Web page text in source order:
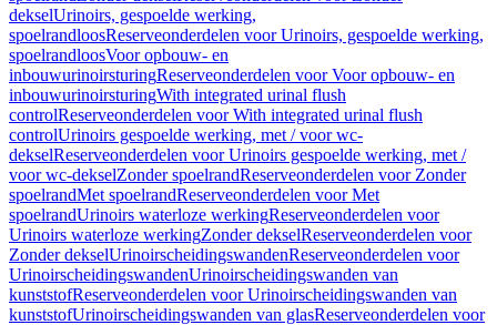
dekselUrinoirs, gespoelde werking,
spoelrandloosReserveonderdelen voor Urinoirs, gespoelde werking,
spoelrandloosVoor opbouw- en
inbouwurinoirsturingReserveonderdelen voor Voor opbouw- en
inbouwurinoirsturingWith integrated urinal flush
controlReserveonderdelen voor With integrated urinal flush
controlUrinoirs gespoelde werking, met / voor wc-
dekselReserveonderdelen voor Urinoirs gespoelde werking, met /
voor wc-dekselZonder spoelrandReserveonderdelen voor Zonder
spoelrandMet spoelrandReserveonderdelen voor Met
spoelrandUrinoirs waterloze werkingReserveonderdelen voor
Urinoirs waterloze werkingZonder dekselReserveonderdelen voor
Zonder dekselUrinoirscheidingswandenReserveonderdelen voor
UrinoirscheidingswandenUrinoirscheidingswanden van
kunststofReserveonderdelen voor Urinoirscheidingswanden van
kunststofUrinoirscheidingswanden van glasReserveonderdelen voor